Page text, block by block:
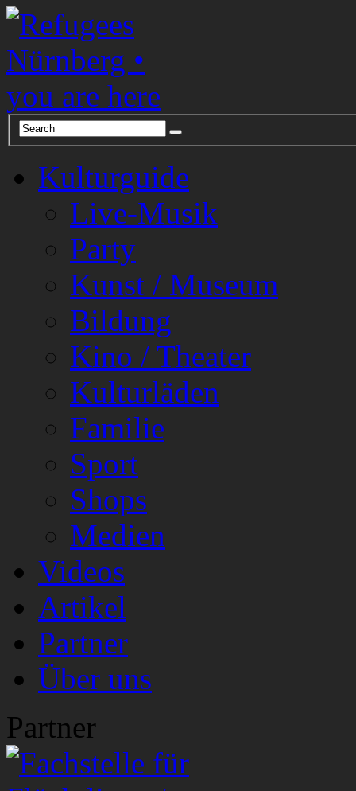
Kulturguide
Live-Musik
Party
Kunst / Museum
Bildung
Kino / Theater
Kulturläden
Familie
Sport
Shops
Medien
Videos
Artikel
Partner
Über uns
Partner